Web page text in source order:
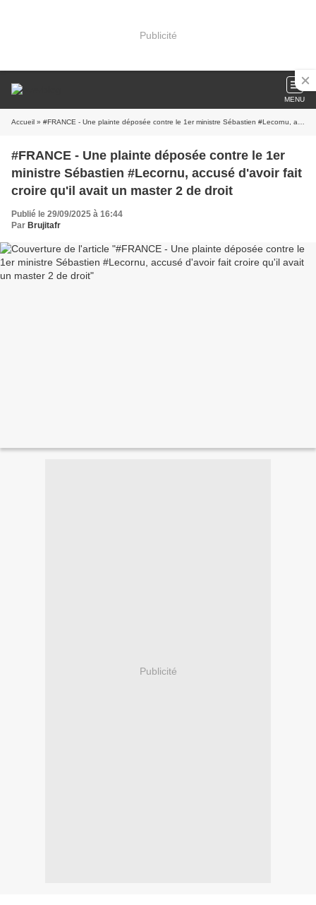
Publicité
MENU
Accueil » #FRANCE - Une plainte déposée contre le 1er ministre Sébastien #Lecornu, accusé d'avoir fait croire qu'il avait un master 2 de droit
#FRANCE - Une plainte déposée contre le 1er
ministre Sébastien #Lecornu, accusé d'avoir fait
croire qu'il avait un master 2 de droit
Publié le 29/09/2025 à 16:44
Par Brujitafr
Publicité